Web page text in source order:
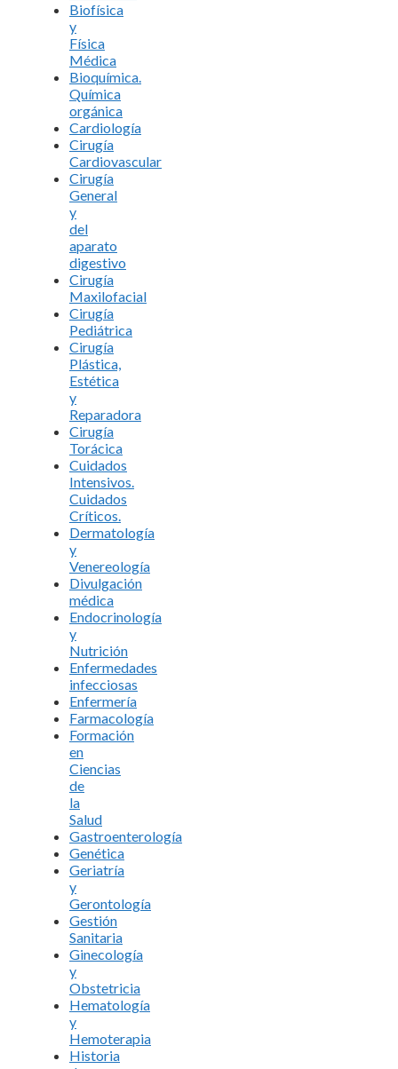
Biofísica
y
Física
Médica
Bioquímica.
Química
orgánica
Cardiología
Cirugía
Cardiovascular
Cirugía
General
y
del
aparato
digestivo
Cirugía
Maxilofacial
Cirugía
Pediátrica
Cirugía
Plástica,
Estética
y
Reparadora
Cirugía
Torácica
Cuidados
Intensivos.
Cuidados
Críticos.
Dermatología
y
Venereología
Divulgación
médica
Endocrinología
y
Nutrición
Enfermedades
infecciosas
Enfermería
Farmacología
Formación
en
Ciencias
de
la
Salud
Gastroenterología
Genética
Geriatría
y
Gerontología
Gestión
Sanitaria
Ginecología
y
Obstetricia
Hematología
y
Hemoterapia
Historia